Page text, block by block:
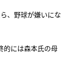
、野球が嫌いにな
的には森本氏の母